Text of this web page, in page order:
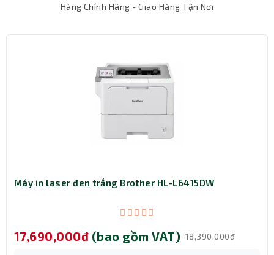
Màn chiếu điện Apollo 180 inch ELV360 là sự lựa chọn
Hàng Chính Hãng - Giao Hàng Tận Nơi
Máy in laser đen trắng Brother HL-L6415DW
17,690,000đ (bao gồm VAT) 18,390,000đ